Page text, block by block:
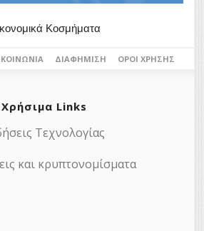
Κοσμήματα
ΔΙΑΦΉΜΙΣΗ ΌΡΟΙ ΧΡΉΣΗΣ
Χρήσιμα Links
Τεχνολογίας
και κρυπτονομίσματα